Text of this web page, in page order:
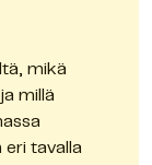
mikä
millä
eri tavalla